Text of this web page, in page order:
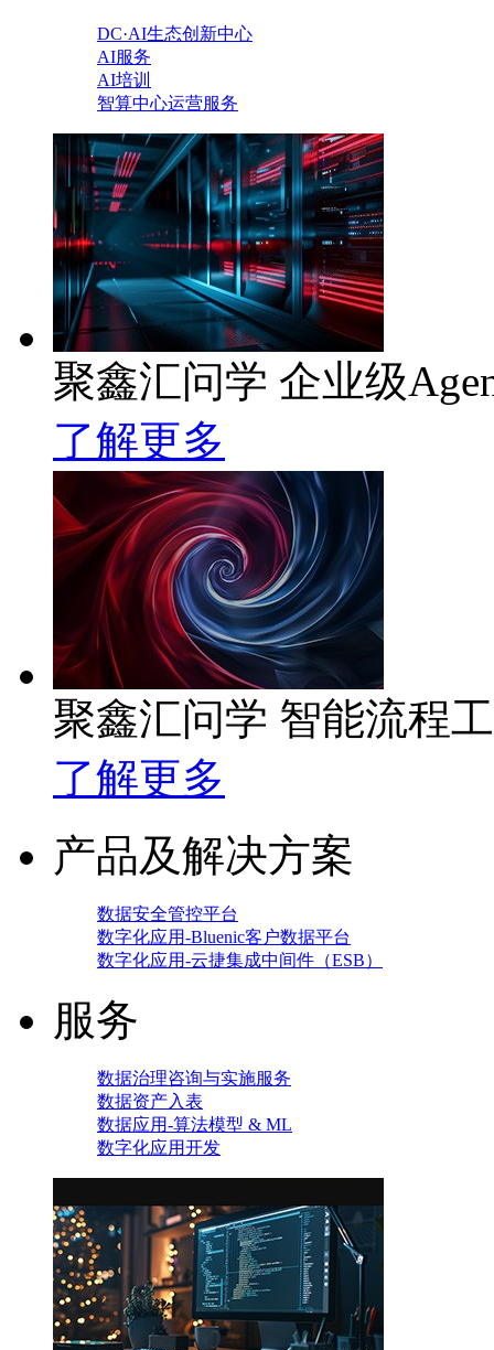
DC·AI生态创新中心
AI服务
AI培训
智算中心运营服务
聚鑫汇问学 企业级
了解更多
聚鑫汇问学 智能流程
了解更多
产品及解决方案
数据安全管控平台
数字化应用-Bluenic客户数据平台
数字化应用-云捷集成中间件（ESB）
服务
数据治理咨询与实施服务
数据资产入表
数据应用-算法模型 & ML
数字化应用开发